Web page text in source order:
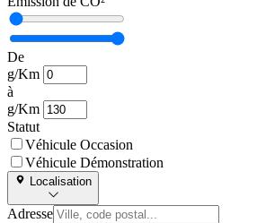
De
g/Km
à
g/Km
Statut
Véhicule Occasion
Véhicule Démonstration
Localisation
Adresse